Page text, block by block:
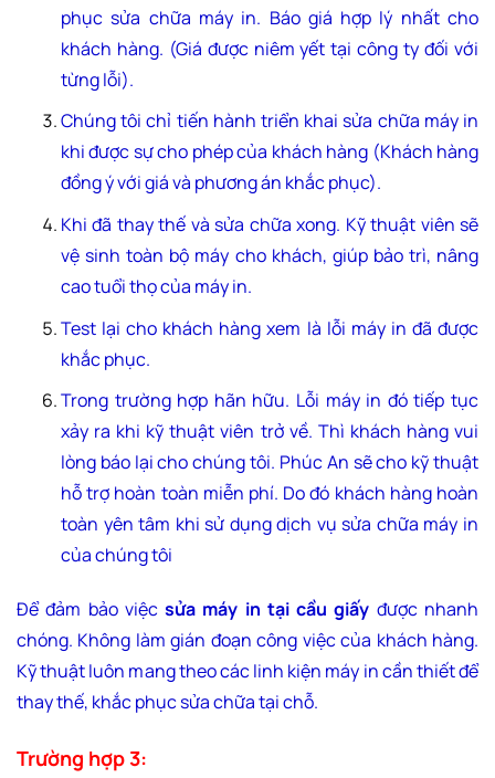
phục sửa chữa máy in. Báo giá hợp lý nhất cho
khách hàng. (Giá được niêm yết tại công ty đối với
từng lỗi).
Chúng tôi chỉ tiến hành triển khai sửa chữa máy in
khi được sự cho phép của khách hàng (Khách hàng
đồng ý với giá và phương án khắc phục).
Khi đã thay thế và sửa chữa xong. Kỹ thuật viên sẽ
vệ sinh toàn bộ máy cho khách, giúp bảo trì, nâng
cao tuổi thọ của máy in.
Test lại cho khách hàng xem là lỗi máy in đã được
khắc phục.
Trong trường hợp hãn hữu. Lỗi máy in đó tiếp tục
xảy ra khi kỹ thuật viên trở về. Thì khách hàng vui
lòng báo lại cho chúng tôi. Phúc An sẽ cho kỹ thuật
hỗ trợ hoàn toàn miễn phí. Do đó khách hàng hoàn
toàn yên tâm khi sử dụng dịch vụ sửa chữa máy in
của chúng tôi
Để đảm bảo việcsửa máy in tại cầu giấy được nhanh
chóng. Không làm gián đoạn công việc của khách hàng.
Kỹ thuật luôn mang theo các linh kiện máy in cần thiết để
thay thế, khắc phục sửa chữa tại chỗ.
Trường hợp 3: